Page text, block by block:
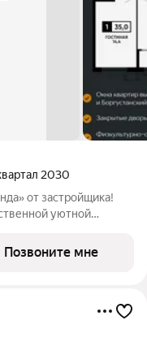
2030
от застройщика!
Позвоните мне